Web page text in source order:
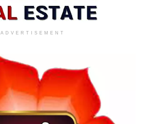
ADVERTISEMENT